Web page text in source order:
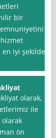
bir
en iyi şekilde
olarak,
ile
ön